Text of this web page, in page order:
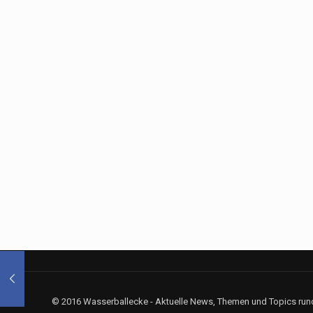
© 2016 Wasserballecke - Aktuelle News, Themen und Topics